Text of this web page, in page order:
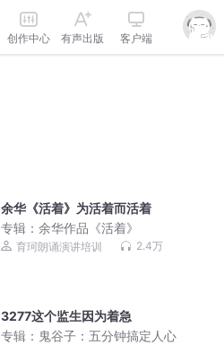
创作中心 有声出版 客户端
余华《活着》为活着而活着
专辑：余华作品《活着》
育珂朗诵演讲培训 2.4万
3277这个监生因为着急
专辑： 鬼谷子：五分钟搞定人心